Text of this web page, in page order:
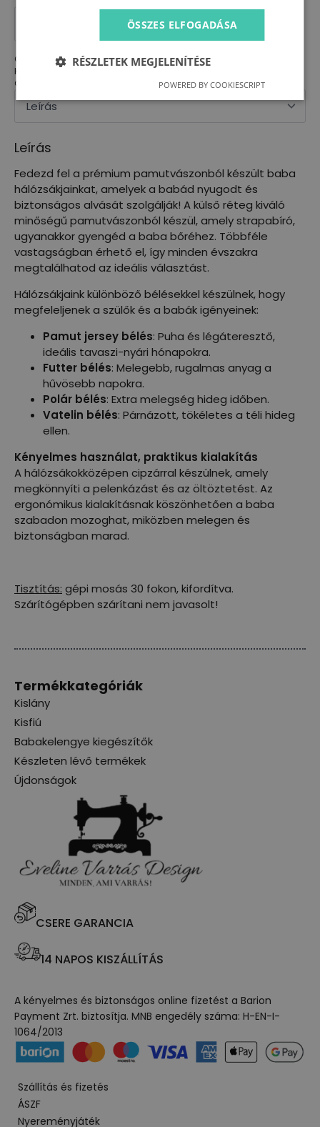
KOSÁRBA TESZEM
Cikkszám:N/A
Kategóriák:
Babahálózsák
Címkék:
hálózsák
Leírás
Fedezd fel a prémium pamutvászonból készült baba
hálózsákjainkat, amelyek a babád nyugodt és
biztonságos alvását szolgálják! A külső réteg kiváló
minőségű pamutvászonból készül, amely strapabíró,
ugyanakkor gyengéd a baba bőréhez. Többféle
vastagságban érhető el, így minden évszakra
megtalálhatod az ideális választást.
Hálózsákjaink különböző bélésekkel készülnek, hogy
megfeleljenek a szülők és a babák igényeinek:
Pamut jersey bélés: Puha és légáteresztő,
ideális tavaszi-nyári hónapokra.
Futter bélés: Melegebb, rugalmas anyag a
hűvösebb napokra.
Polár bélés: Extra melegség hideg időben.
Vatelin bélés: Párnázott, tökéletes a téli hideg
ellen.
Kényelmes használat, praktikus kialakítás
A hálózsákokközépen cipzárral készülnek, amely
megkönnyíti a pelenkázást és az öltöztetést. Az
ergonómikus kialakításnak köszönhetően a baba
szabadon mozoghat, miközben melegen és
biztonságban marad.
Tisztítás: gépi mosás 30 fokon, kifordítva.
Szárítógépben szárítani nem javasolt!
Termékkategóriák
Kislány
Kisfiú
Babakelengye kiegészítők
Készleten lévő termékek
Újdonságok
CSERE GARANCIA
14 NAPOS KISZÁLLÍTÁS
A kényelmes és biztonságos online fizetést a Barion
Payment Zrt. biztosítja. MNB engedély száma: H-EN-I-
1064/2013
Szállítás és fizetés
ÁSZF
Nyereményjáték
ÖSSZES ELFOGADÁSA
RÉSZLETEK MEGJELENÍTÉSE
POWERED BY COOKIESCRIPT